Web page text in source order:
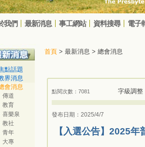
我們 最新消息 事工網站 資料搜尋 電子
點話題
界消息
會消息
傳道
教育
喜樂泉
教社
青年
大專
首頁 > 最新消息 > 總會消息
點閱次數：7081 字級調整
發布日期：2025/4/7
【入選公告】2025